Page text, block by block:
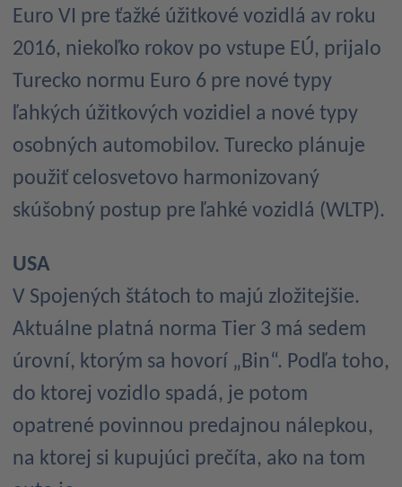
Euro VI pre ťažké úžitkové vozidlá av roku
2016, niekoľko rokov po vstupe EÚ, prijalo
Turecko normu Euro 6 pre nové typy
ľahkých úžitkových vozidiel a nové typy
osobných automobilov. Turecko plánuje
použiť celosvetovo harmonizovaný
skúšobný postup pre ľahké vozidlá (WLTP).
USA
V Spojených štátoch to majú zložitejšie.
Aktuálne platná norma Tier 3 má sedem
úrovní, ktorým sa hovorí „Bin“. Podľa toho,
do ktorej vozidlo spadá, je potom
opatrené povinnou predajnou nálepkou,
na ktorej si kupujúci prečíta, ako na tom